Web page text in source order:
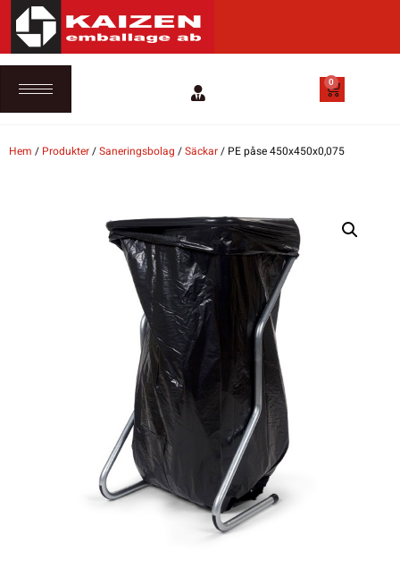
0
Hem / Produkter/Saneringsbolag /Säckar/ PE påse 450x450x0,075